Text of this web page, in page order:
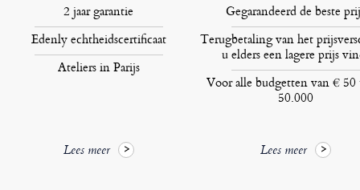
2 jaar garantie
Edenly echtheidscertificaat
Ateliers in Parijs
Lees meer
Gegarandeerd de beste
Terugbetaling van het
u elders een lagere prijs
Voor alle budgetten van €
50.000
Lees meer